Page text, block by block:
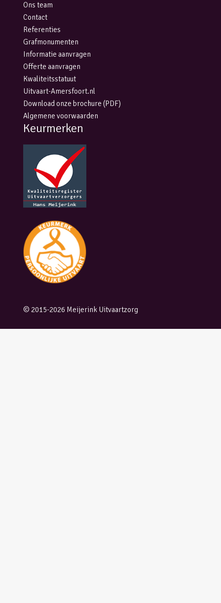
Ons team
Contact
Referenties
Grafmonumenten
Informatie aanvragen
Offerte aanvragen
Kwaliteitsstatuut
Uitvaart-Amersfoort.nl
Download onze brochure (PDF)
Algemene voorwaarden
Keurmerken
© 2015-2026 Meijerink Uitvaartzorg